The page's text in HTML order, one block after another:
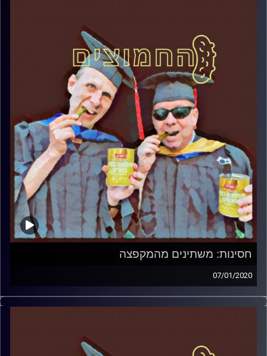
חסינות: משתינים מהמקפצה
07/01/2020
החמוצים – בפעם השלישית.
עם פרופסור בועז בן-דוד ופרופסור גלעד